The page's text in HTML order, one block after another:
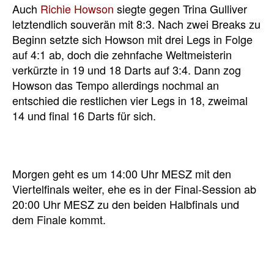
Auch Richie Howson siegte gegen Trina Gulliver
letztendlich souverän mit 8:3. Nach zwei Breaks zu
Beginn setzte sich Howson mit drei Legs in Folge
auf 4:1 ab, doch die zehnfache Weltmeisterin
verkürzte in 19 und 18 Darts auf 3:4. Dann zog
Howson das Tempo allerdings nochmal an
entschied die restlichen vier Legs in 18, zweimal
14 und final 16 Darts für sich.
Morgen geht es um 14:00 Uhr MESZ mit den
Viertelfinals weiter, ehe es in der Final-Session ab
20:00 Uhr MESZ zu den beiden Halbfinals und
dem Finale kommt.